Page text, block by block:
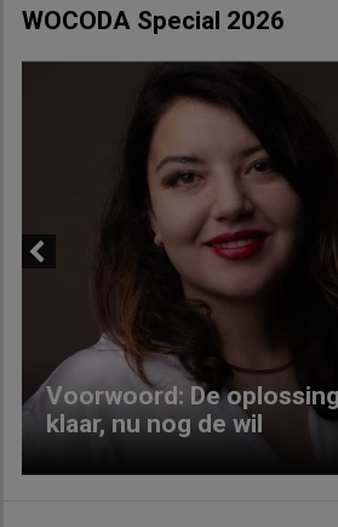
WOCODA Special 2026
Voorwoord: De
klaar, nu nog de wil